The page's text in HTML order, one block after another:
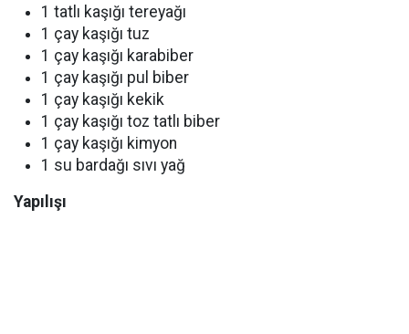
1 tatlı kaşığı tereyağı
1 çay kaşığı tuz
1 çay kaşığı karabiber
1 çay kaşığı pul biber
1 çay kaşığı kekik
1 çay kaşığı toz tatlı biber
1 çay kaşığı kimyon
1 su bardağı sıvı yağ
Yapılışı